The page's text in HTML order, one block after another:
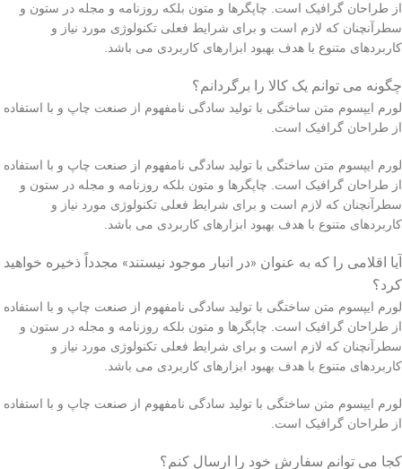
از طراحان گرافیک است. چاپگرها و متون بلکه روزنامه و مجله در ستون و
سطرآنچنان که لازم است و برای شرایط فعلی تکنولوژی مورد نیاز و
کاربردهای متنوع با هدف بهبود ابزارهای کاربردی می باشد.
چگونه می توانم یک کالا را برگردانم؟
لورم ایپسوم متن ساختگی با تولید سادگی نامفهوم از صنعت چاپ و با استفاده
از طراحان گرافیک است.
لورم ایپسوم متن ساختگی با تولید سادگی نامفهوم از صنعت چاپ و با استفاده
از طراحان گرافیک است. چاپگرها و متون بلکه روزنامه و مجله در ستون و
سطرآنچنان که لازم است و برای شرایط فعلی تکنولوژی مورد نیاز و
کاربردهای متنوع با هدف بهبود ابزارهای کاربردی می باشد.
آیا اقلامی را که به عنوان «در انبار موجود نیستند» مجدداً ذخیره خواهید
کرد؟
لورم ایپسوم متن ساختگی با تولید سادگی نامفهوم از صنعت چاپ و با استفاده
از طراحان گرافیک است. چاپگرها و متون بلکه روزنامه و مجله در ستون و
سطرآنچنان که لازم است و برای شرایط فعلی تکنولوژی مورد نیاز و
کاربردهای متنوع با هدف بهبود ابزارهای کاربردی می باشد.
لورم ایپسوم متن ساختگی با تولید سادگی نامفهوم از صنعت چاپ و با استفاده
از طراحان گرافیک است.
کجا می توانم سفارش خود را ارسال کنم؟